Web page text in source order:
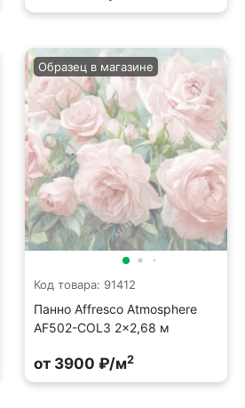
Код товара: 91412
Панно Affresco Atmosphere
AF502-COL3 2x2,68 м
Образец в магазине
от 3900 ₽/м2